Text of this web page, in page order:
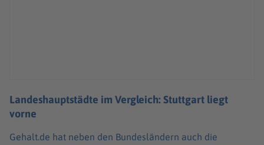
Landeshauptstädte im Vergleich: Stuttgart liegt
vorne
Gehalt.de hat neben den Bundesländern auch die